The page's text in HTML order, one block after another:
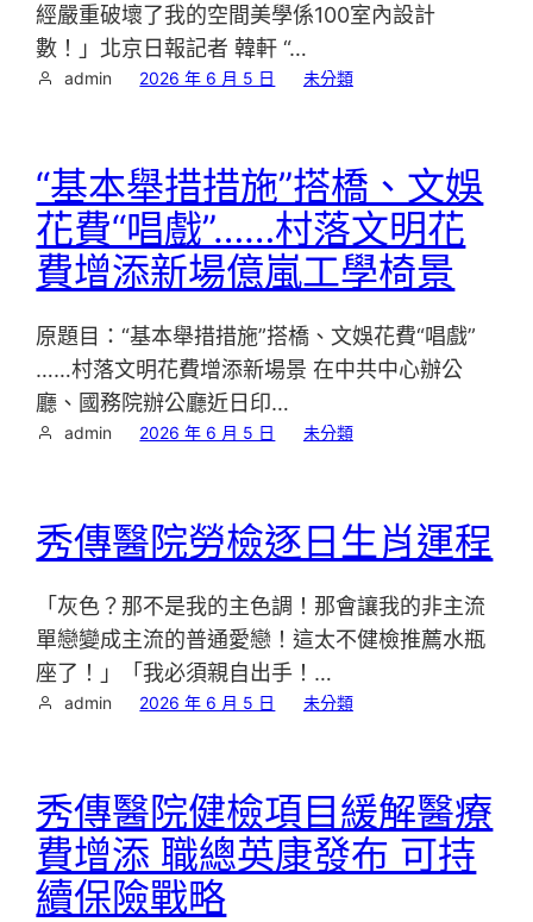
經嚴重破壞了我的空間美學係100室內設計
數！」北京日報記者 韓軒 “…
admin 2026 年 6 月 5 日 未分類
“基本舉措措施”搭橋、文娛
花費“唱戲”……村落文明花
費增添新場億嵐工學椅景
原題目：“基本舉措措施”搭橋、文娛花費“唱戲”
……村落文明花費增添新場景 在中共中心辦公
廳、國務院辦公廳近日印…
admin 2026 年 6 月 5 日 未分類
秀傳醫院勞檢逐日生肖運程
「灰色？那不是我的主色調！那會讓我的非主流
單戀變成主流的普通愛戀！這太不健檢推薦水瓶
座了！」「我必須親自出手！…
admin 2026 年 6 月 5 日 未分類
秀傳醫院健檢項目緩解醫療
費增添 職總英康發布 可持
續保險戰略